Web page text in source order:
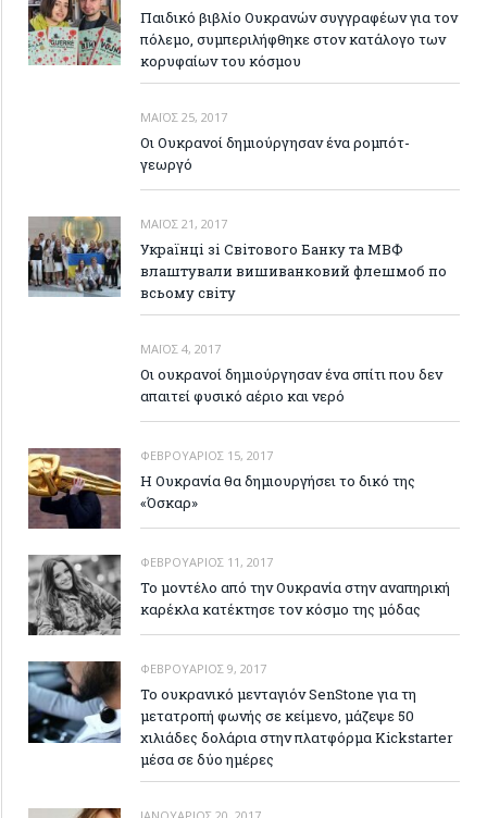
Παιδικό βιβλίο Ουκρανών συγγραφέων για τον
πόλεμο, συμπεριλήφθηκε στον κατάλογο των
κορυφαίων του κόσμου
ΜΆΙΟΣ 25, 2017
Οι Ουκρανοί δημιούργησαν ένα ρομπότ-
γεωργό
ΜΆΙΟΣ 21, 2017
Українці зі Світового Банку та МВФ
влаштували вишиванковий флешмоб по
всьому світу
ΜΆΙΟΣ 4, 2017
Οι ουκρανοί δημιούργησαν ένα σπίτι που δεν
απαιτεί φυσικό αέριο και νερό
ΦΕΒΡΟΥΆΡΙΟΣ 15, 2017
Η Ουκρανία θα δημιουργήσει το δικό της
«Όσκαρ»
ΦΕΒΡΟΥΆΡΙΟΣ 11, 2017
Το μοντέλο από την Ουκρανία στην αναπηρική
καρέκλα κατέκτησε τον κόσμο της μόδας
ΦΕΒΡΟΥΆΡΙΟΣ 9, 2017
Το ουκρανικό μενταγιόν SenStone για τη
μετατροπή φωνής σε κείμενο, μάζεψε 50
χιλιάδες δολάρια στην πλατφόρμα Kickstarter
μέσα σε δύο ημέρες